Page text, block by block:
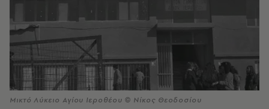
Μικτό Λύκειο Αγίου Ιεροθέου © Νίκος Θεοδοσίου